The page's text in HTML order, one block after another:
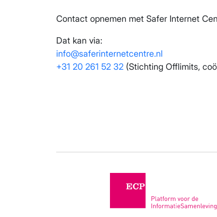
Archief
Contact
Contact opnemen met Safer Internet
Dat kan via:
info@saferinternetcentre.nl
+31 20 261 52 32(Stichting Offlimits,